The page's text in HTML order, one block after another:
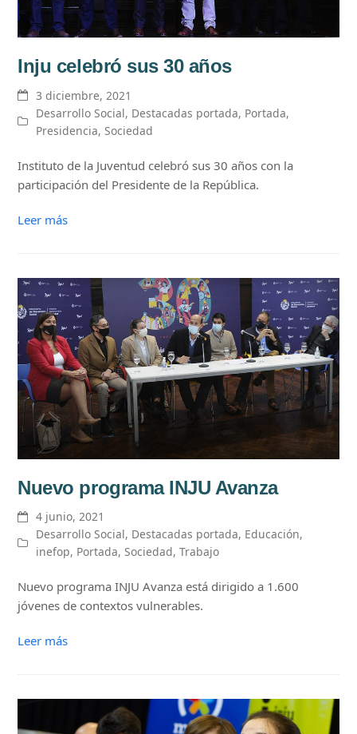
Inju celebró sus 30 años
3 diciembre, 2021
Desarrollo Social, Destacadas portada, Portada,
Presidencia,Sociedad
Instituto de la Juventud celebró sus 30 años con la
participación del Presidente de la República.
Leer más
Nuevo programa INJU Avanza
4 junio, 2021
Desarrollo Social, Destacadas portada, Educación,
inefop, Portada,Sociedad,Trabajo
Nuevo programa INJU Avanza está dirigido a 1.600
jóvenes de contextos vulnerables.
Leer más